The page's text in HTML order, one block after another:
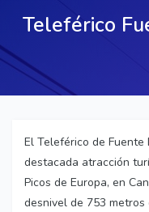
Teleférico
El Teleférico de Fuente
destacada atracción
Picos de Europa, en
desnivel de 753